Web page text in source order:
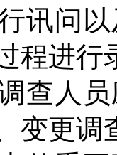
问以
程进行
人员
变更调